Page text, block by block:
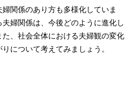
関係のあり方も多様化していま
婦関係は、今後どのように進化し
、社会全体における夫婦観の変化
について考えてみましょう。